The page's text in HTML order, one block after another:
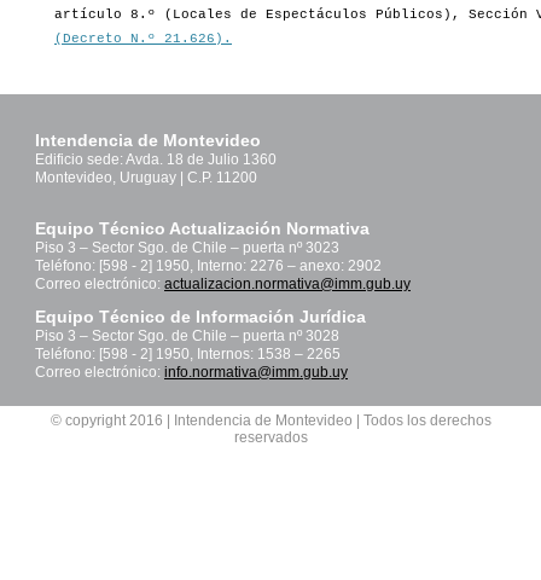
artículo 8.º (Locales de Espectáculos Públicos),
(Decreto N.º 21.626).
Intendencia de Montevideo
Edificio sede: Avda. 18 de Julio 1360
Montevideo, Uruguay | C.P. 11200
Equipo Técnico Actualización Normativa
Piso 3 – Sector Sgo. de Chile – puerta nº 3023
Teléfono: [598 - 2] 1950, Interno: 2276 – anexo: 2902
Correo electrónico: actualizacion.normativa@imm.gub.uy
Equipo Técnico de Información Jurídica
Piso 3 – Sector Sgo. de Chile – puerta nº 3028
Teléfono: [598 - 2] 1950, Internos: 1538 – 2265
Correo electrónico: info.normativa@imm.gub.uy
© copyright 2016 | Intendencia de Montevideo | Todos los derechos
reservados